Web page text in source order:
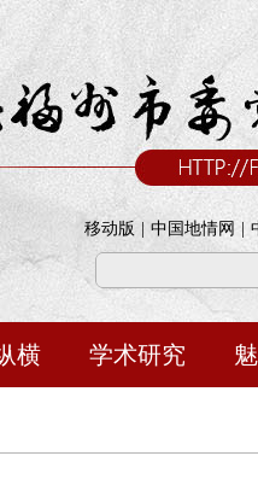
移动版 中国地情网
横 学术研究